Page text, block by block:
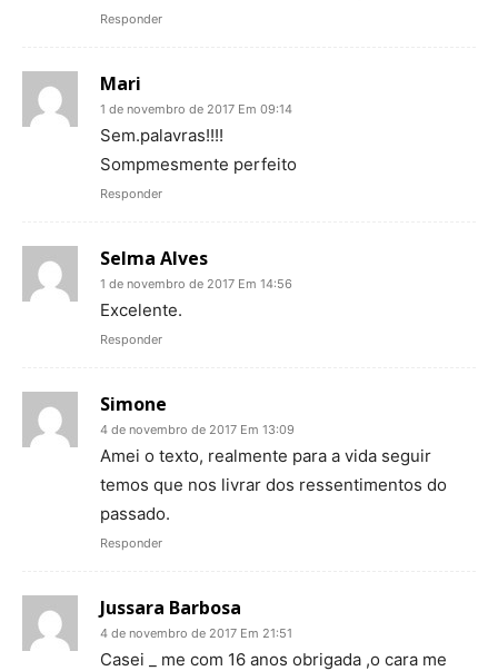
Responder
Mari
1 de novembro de 2017 Em 09:14
Sem.palavras!!!!
Sompmesmente perfeito
Responder
Selma Alves
1 de novembro de 2017 Em 14:56
Excelente.
Responder
Simone
4 de novembro de 2017 Em 13:09
Amei o texto, realmente para a vida seguir
temos que nos livrar dos ressentimentos do
passado.
Responder
Jussara Barbosa
4 de novembro de 2017 Em 21:51
Casei _ me com 16 anos obrigada ,o cara me